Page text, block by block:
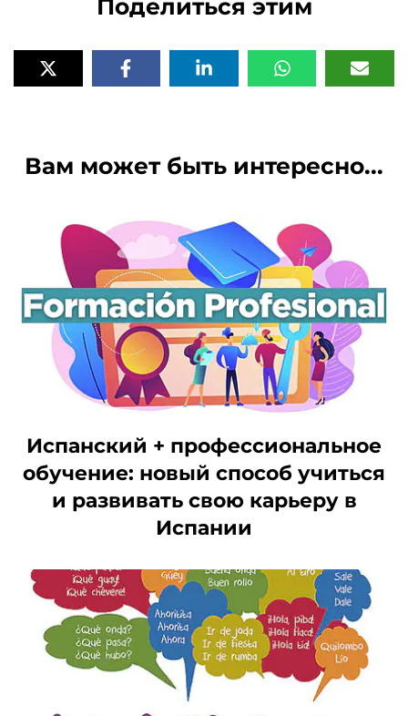
Поделиться этим
Вам может быть интересно...
Испанский + профессиональное
обучение: новый способ учиться
и развивать свою карьеру в
Испании